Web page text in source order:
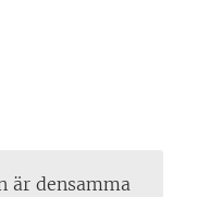
är densamma